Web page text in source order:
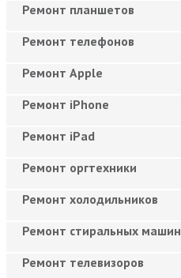
Ремонт планшетов
Ремонт телефонов
Ремонт Apple
Ремонт iPhone
Ремонт iPad
Ремонт оргтехники
Ремонт холодильников
Ремонт стиральных машин
Ремонт телевизоров